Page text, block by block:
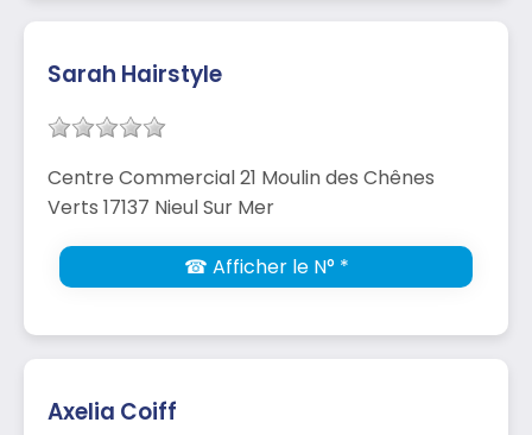
Sarah Hairstyle
Centre Commercial 21 Moulin des Chênes
Verts 17137 Nieul Sur Mer
☎ Afficher le N° *
Axelia Coiff